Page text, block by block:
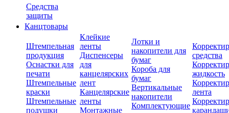
Средства
защиты
Канцтовары
Штемпельная
продукция
Оснастки для
печати
Штемпельные
краски
Штемпельные
подушки
Клейкие
ленты
Диспенсеры
для
канцелярских
лент
Канцелярские
ленты
Монтажные
Лотки и
накопители для
бумаг
Короба для
бумаг
Вертикальные
накопители
Комплектующие
средства
жидкость
лента